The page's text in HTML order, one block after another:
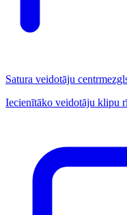
Satura veidotāju
Iecienītāko veidotāju klipu